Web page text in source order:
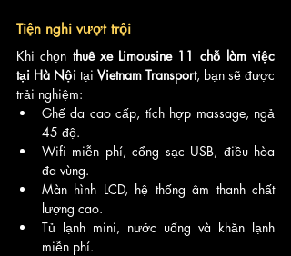
Tiện nghi vượt trội
Khi chọn thuê xe Limousine 11 chỗ làm việc
tại Hà Nội tại Vietnam Transport, bạn sẽ được
trải nghiệm:
Ghế da cao cấp, tích hợp massage, ngả
45 độ.
Wifi miễn phí, cổng sạc USB, điều hòa
đa vùng.
Màn hình LCD, hệ thống âm thanh chất
lượng cao.
Tủ lạnh mini, nước uống và khăn lạnh
miễn phí.